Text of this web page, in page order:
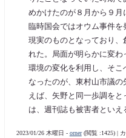
めかけたのが８月から９
臨時国会ではオウム事件
現実のものとなっており
れた。局面が明らかに変
環境の変化を利用し、そこ
なったのが、東村山市議
えば、矢野と同一歩調を
は、週刊誌も被害者といえ
2023/01/26 木曜日 - orner(閲覧 :1425) |